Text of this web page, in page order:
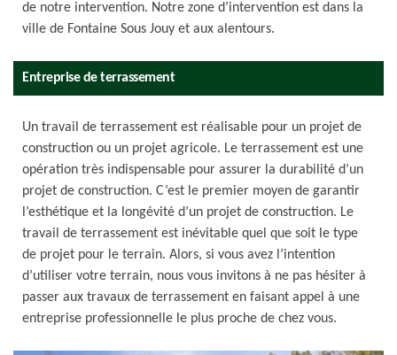
de notre intervention. Notre zone d’intervention est dans la
ville de Fontaine Sous Jouy et aux alentours.
Entreprise de terrassement
Un travail de terrassement est réalisable pour un projet de
construction ou un projet agricole. Le terrassement est une
opération très indispensable pour assurer la durabilité d’un
projet de construction. C’est le premier moyen de garantir
l’esthétique et la longévité d’un projet de construction. Le
travail de terrassement est inévitable quel que soit le type
de projet pour le terrain. Alors, si vous avez l’intention
d’utiliser votre terrain, nous vous invitons à ne pas hésiter à
passer aux travaux de terrassement en faisant appel à une
entreprise professionnelle le plus proche de chez vous.